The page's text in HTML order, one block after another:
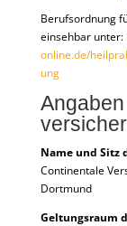
Berufsordnung
einsehbar unter:
online.de/
ung
Name und Sitz
Continentale
Dortmund
Geltungsraum